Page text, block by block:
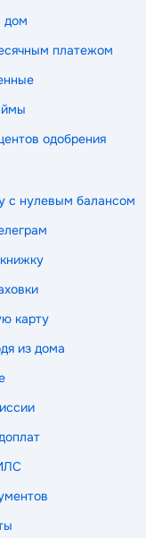
дом
платежом
одобрения
с нулевым балансом
карту
из дома